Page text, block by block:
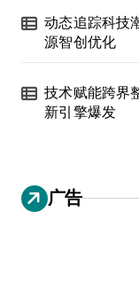
动态追踪科技
源智创优化
技术赋能跨界
新引擎爆发
广告